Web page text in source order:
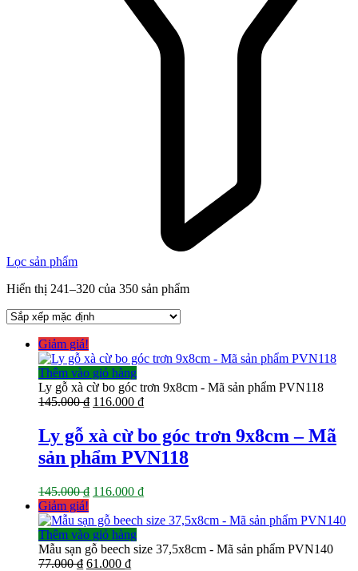
Lọc sản phẩm
Hiển thị 241–320 của 350 sản phẩm
Giảm giá!
Thêm vào giỏ hàng
Ly gỗ xà cừ bo góc trơn 9x8cm - Mã sản phẩm PVN118
145.000₫ Giá
là:
145.000 ₫.
116.000 ₫Giá
là:
116.000 ₫.
Ly gỗ xà cừ bo góc trơn 9x8cm – Mã
sản phẩm PVN118
145.000₫ Giá
là:
145.000 ₫.
116.000 ₫Giá
tại
116.000 ₫.
Giảm giá!
Thêm vào giỏ hàng
Mẫu sạn gỗ beech size 37,5x8cm - Mã sản phẩm PVN140
77.000₫ Giá
61.000 ₫Giá